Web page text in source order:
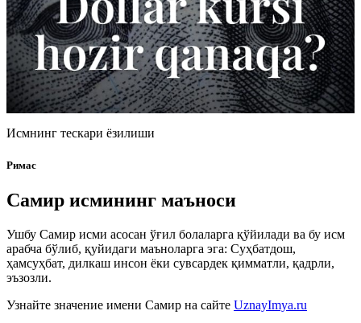
Исмнинг тескари ёзилиши
Римас
Самир исмининг маъноси
Ушбу Самир исми асосан ўғил болаларга қўйилади ва бу исм
арабча бўлиб, қуйидаги маъноларга эга: Суҳбатдош,
ҳамсуҳбат, дилкаш инсон ёки сувсардек қимматли, қадрли,
эъзозли.
Узнайте значение имени Самир на сайте UznayImya.ru